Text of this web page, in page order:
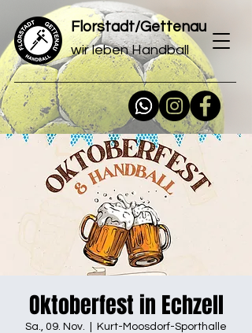
Florstadt/Gettenau
wir leben Handball
Oktoberfest in Echzell
Sa., 09. Nov. Kurt-Moosdorf-Sporthalle